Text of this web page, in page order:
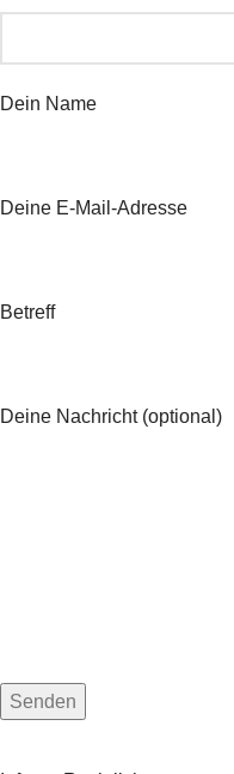
Dein Name
Deine E-Mail-Adresse
Betreff
Deine Nachricht (optional)